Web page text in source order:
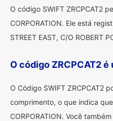
O código SWIFT ZRCPCAT2
CORPORATION. Ele está
STREET EAST, C/O ROBERT
O código ZRCPCAT2
O Código SWIFT ZRCPCAT2
comprimento, o que indica
CORPORATION. Você